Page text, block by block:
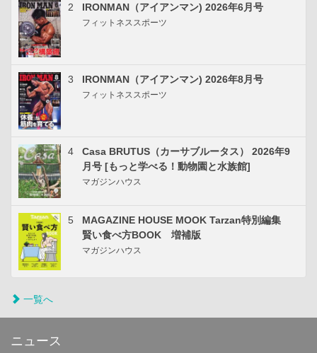
2 IRONMAN（アイアンマン) 2026年6月号
フィットネススポーツ
3 IRONMAN（アイアンマン) 2026年8月号
フィットネススポーツ
4
Casa BRUTUS（カーサブルータス） 2026年9
月号 [もっと学べる！動物園と水族館]
マガジンハウス
5
MAGAZINE HOUSE MOOK Tarzan特別編集
賢い食べ方BOOK 増補版
マガジンハウス
一覧へ
ニュース